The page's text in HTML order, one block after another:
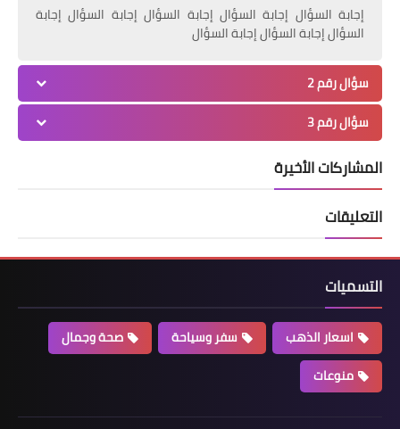
إجابة السؤال إجابة السؤال إجابة السؤال إجابة السؤال إجابة
السؤال إجابة السؤال إجابة السؤال
سؤال رقم 2
سؤال رقم 3
المشاركات الأخيرة
التعليقات
التسميات
اسعار الذهب سفر وسياحة
صحة وجمال
منوعات